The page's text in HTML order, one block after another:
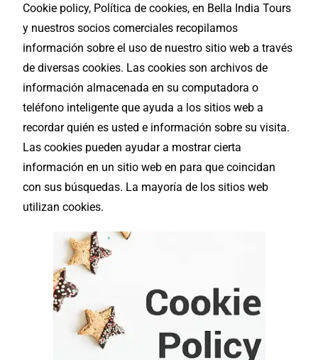
Cookie policy, Política de cookies, en Bella IndiaTours
y nuestros socios comerciales recopilamos
información sobre el uso de nuestrositio web através
de diversas cookies. Las cookies son archivos de
información almacenada en su computadora o
teléfono inteligente que ayuda a los sitios web a
recordar quién es usted e información sobre su visita.
Las cookies pueden ayudar a mostrarcierta
información en unsitio web en para que coincidan
con sus búsquedas. La mayoría de los sitios web
utilizan cookies.